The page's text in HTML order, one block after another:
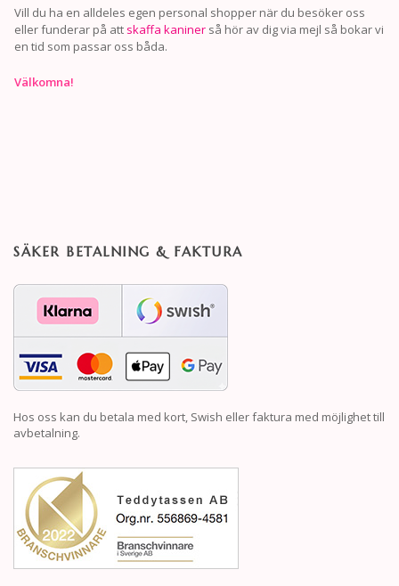
Vill du ha en alldeles egen personal shopper när du besöker oss
eller funderar på att skaffa kaniner så hör av dig via mejl så bokar vi
en tid som passar oss båda.
Välkomna!
SÄKER BETALNING & FAKTURA
Hos oss kan du betala med kort, Swish eller faktura med möjlighet till
avbetalning.